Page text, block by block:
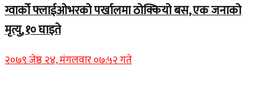
ग्वार्को फ्लाईओभरको पर्खालमा ठोक्कियो बस, एक जनाको
मृत्यु, १० घाइते
२०७९ जेष्ठ २४, मंगलवार ०७:५२ गते